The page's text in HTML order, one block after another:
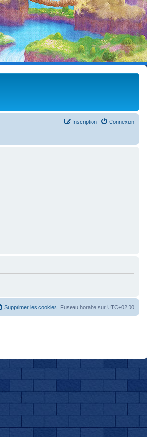
Connexion
Inscription
Fuseau horaire sur UTC+02:00
Supprimer les cookies